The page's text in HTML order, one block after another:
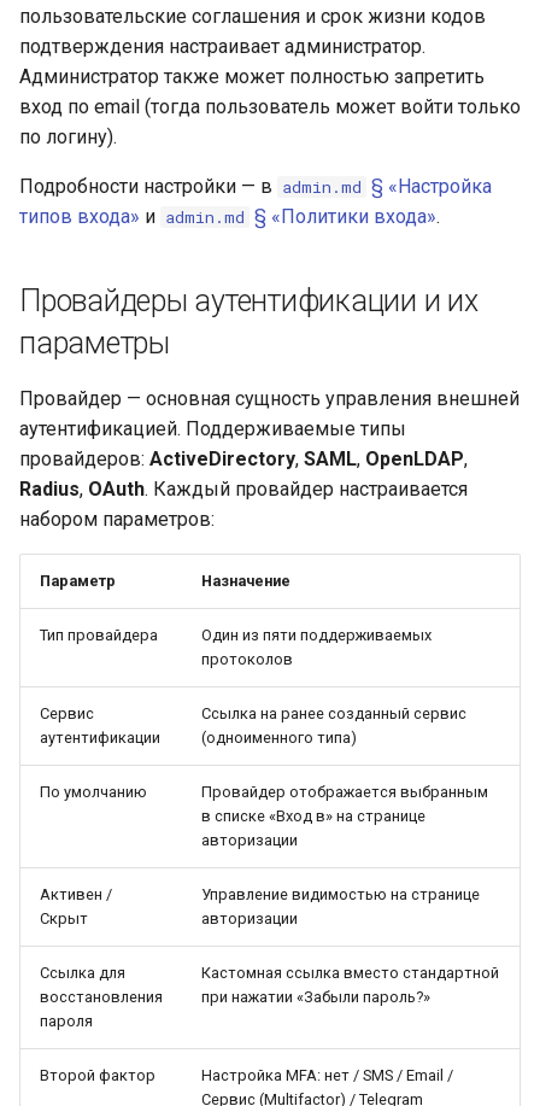
Связи с другими доменами
пользовательские соглашения и срок жизни кодов
подтверждения настраивает администратор.
Администратор также может полностью запретить
вход по email (тогда пользователь может войти только
по логину).
Подробности настройки — в admin.md § «Настройка
типов входа» и admin.md § «Политики входа».
Провайдеры аутентификации и их
параметры
Провайдер — основная сущность управления внешней
аутентификацией. Поддерживаемые типы
провайдеров: ActiveDirectory, SAML, OpenLDAP,
Radius, OAuth. Каждый провайдер настраивается
набором параметров:
Параметр Назначение
Тип провайдера
Один из пяти поддерживаемых
протоколов
Сервис
аутентификации
Ссылка на ранее созданный сервис
(одноименного типа)
По умолчанию
Провайдер отображается выбранным
в списке «Вход в» на странице
авторизации
Активен /
Скрыт
Управление видимостью на странице
авторизации
Ссылка для
восстановления
пароля
Кастомная ссылка вместо стандартной
при нажатии «Забыли пароль?»
Второй фактор
Настройка MFA: нет / SMS / Email /
Сервис (Multifactor) / Telegram